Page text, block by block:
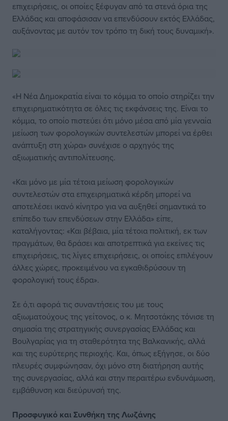
επιχειρήσεις, οι οποίες ξέφυγαν από τα στενά όρια της
Ελλάδας και αποφάσισαν να επενδύσουν εκτός Ελλάδας,
αυξάνοντας με αυτόν τον τρόπο τη δική τους δυναμική».
«Η Νέα Δημοκρατία είναι το κόμμα το οποίο στηρίζει την
επιχειρηματικότητα σε όλες τις εκφάνσεις της. Είναι το
κόμμα, το οποίο πιστεύει ότι μόνο μέσα από μία γενναία
μείωση των φορολογικών συντελεστών μπορεί να έρθει
ανάπτυξη στη χώρα» συνέχισε ο αρχηγός της
αξιωματικής αντιπολίτευσης.
«Και μόνο με μία τέτοια μείωση φορολογικών
συντελεστών στα επιχειρηματικά κέρδη μπορεί να
αποτελέσει ικανό κίνητρο για να αυξηθεί σημαντικά το
επίπεδο των επενδύσεων στην Ελλάδα» είπε,
καταλήγοντας: «Και βέβαια, μία τέτοια πολιτική, εκ των
πραγμάτων, θα δράσει και αποτρεπτικά για εκείνες τις
επιχειρήσεις, τις λίγες επιχειρήσεις, οι οποίες επιλέγουν
άλλες χώρες, προκειμένου να εγκαθιδρύσουν τη
φορολογική τους έδρα».
Σε ό,τι αφορά τις συναντήσεις του με τους
αξιωματούχους της γείτονος, ο κ. Μητσοτάκης τόνισε τη
σημασία της στρατηγικής συνεργασίας Ελλάδας και
Βουλγαρίας για τη σταθερότητα της Βαλκανικής, αλλά
και της ευρύτερης περιοχής. Και, όπως εξήγησε, οι δύο
πλευρές συμφώνησαν, όχι μόνο στη διατήρηση αυτής
της συνεργασίας, αλλά και στην περαιτέρω ενδυνάμωση,
εμβάθυνση και διεύρυνσή της.
Προσφυγικό και Συνθήκη της Λωζάνης